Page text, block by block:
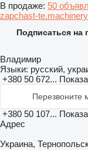
В продаже: 50
zapchast-
Подписаться на
Владимир
Языки: русский,
+380 50 672...
Перезвоните
+380 50 107...
Адрес
Украина,